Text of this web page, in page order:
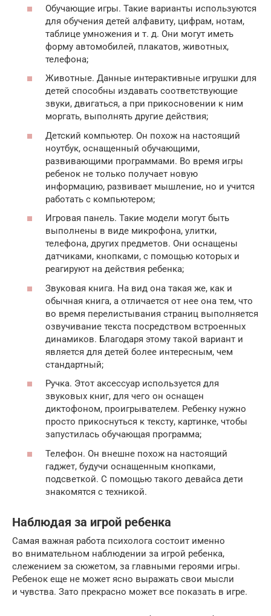
Обучающие игры. Такие варианты используются
для обучения детей алфавиту, цифрам, нотам,
таблице умножения и т. д. Они могут иметь
форму автомобилей, плакатов, животных,
телефона;
Животные. Данные интерактивные игрушки для
детей способны издавать соответствующие
звуки, двигаться, а при прикосновении к ним
моргать, выполнять другие действия;
Детский компьютер. Он похож на настоящий
ноутбук, оснащенный обучающими,
развивающими программами. Во время игры
ребенок не только получает новую
информацию, развивает мышление, но и учится
работать с компьютером;
Игровая панель. Такие модели могут быть
выполнены в виде микрофона, улитки,
телефона, других предметов. Они оснащены
датчиками, кнопками, с помощью которых и
реагируют на действия ребенка;
Звуковая книга. На вид она такая же, как и
обычная книга, а отличается от нее она тем, что
во время перелистывания страниц выполняется
озвучивание текста посредством встроенных
динамиков. Благодаря этому такой вариант и
является для детей более интересным, чем
стандартный;
Ручка. Этот аксессуар используется для
звуковых книг, для чего он оснащен
диктофоном, проигрывателем. Ребенку нужно
просто прикоснуться к тексту, картинке, чтобы
запустилась обучающая программа;
Телефон. Он внешне похож на настоящий
гаджет, будучи оснащенным кнопками,
подсветкой. С помощью такого девайса дети
знакомятся с техникой.
Наблюдая за игрой ребенка
Самая важная работа психолога состоит именно
во внимательном наблюдении за игрой ребенка,
слежением за сюжетом, за главными героями игры.
Ребенок еще не может ясно выражать свои мысли
и чувства. Зато прекрасно может все показать в игре.